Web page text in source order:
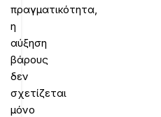
πραγματικότητα,
η
αύξηση
βάρους
δεν
σχετίζεται
μόνο